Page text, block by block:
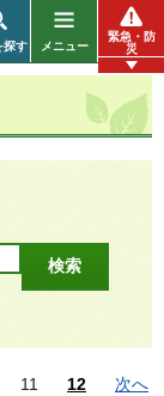
探す メニュー
緊急・防
災
11 12 次へ